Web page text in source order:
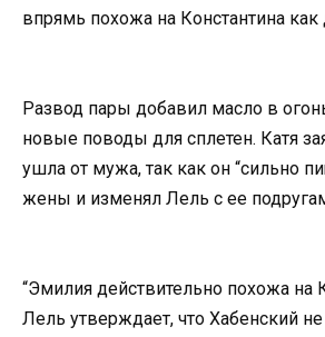
впрямь похожа на Константина
Развод пары добавил масло в
новые поводы для сплетен. Катя
ушла от мужа, так как он “сильно
жены и изменял Лель с ее
“Эмилия действительно похожа на
Лель утверждает, что Хабенский